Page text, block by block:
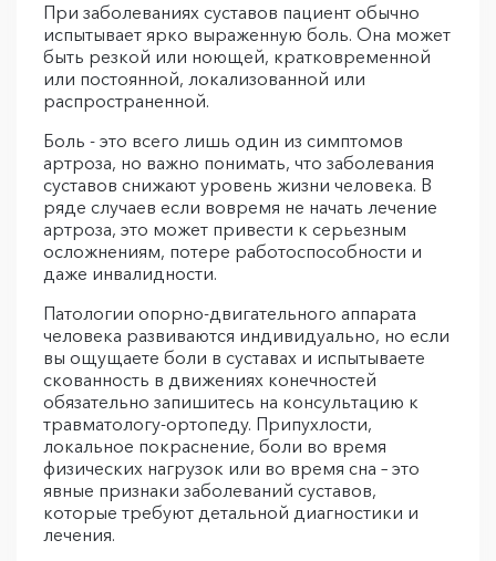
При заболеваниях суставов пациент обычно
испытывает ярко выраженную боль. Она может
быть резкой или ноющей, кратковременной
или постоянной, локализованной или
распространенной.
Боль - это всего лишь один из симптомов
артроза, но важно понимать, что заболевания
суставов снижают уровень жизни человека. В
ряде случаев если вовремя не начать лечение
артроза, это может привести к серьезным
осложнениям, потере работоспособности и
даже инвалидности.
Патологии опорно-двигательного аппарата
человека развиваются индивидуально, но если
вы ощущаете боли в суставах и испытываете
скованность в движениях конечностей
обязательно запишитесь на консультацию к
травматологу-ортопеду. Припухлости,
локальное покраснение, боли во время
физических нагрузок или во время сна – это
явные признаки заболеваний суставов,
которые требуют детальной диагностики и
лечения.